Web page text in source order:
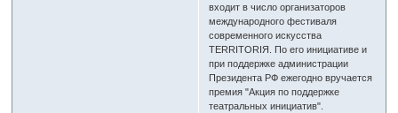
входит в число организаторов
международного фестиваля
современного искусства
TERRITORIЯ. По его инициативе и
при поддержке администрации
Президента РФ ежегодно вручается
премия "Акция по поддержке
театральных инициатив".